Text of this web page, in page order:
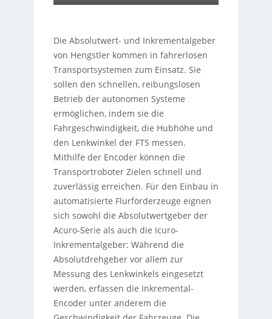
Die Absolutwert- und Inkrementalgeber
von Hengstler kommen in fahrerlosen
Transportsystemen zum Einsatz. Sie
sollen den schnellen, reibungslosen
Betrieb der autonomen Systeme
ermöglichen, indem sie die
Fahrgeschwindigkeit, die Hubhöhe und
den Lenkwinkel der FTS messen.
Mithilfe der Encoder können die
Transportroboter Zielen schnell und
zuverlässig erreichen. Für den Einbau in
automatisierte Flurförderzeuge eignen
sich sowohl die Absolutwertgeber der
Acuro-Serie als auch die Icuro-
Inkrementalgeber: Während die
Absolutdrehgeber vor allem zur
Messung des Lenkwinkels eingesetzt
werden, erfassen die Inkremental-
Encoder unter anderem die